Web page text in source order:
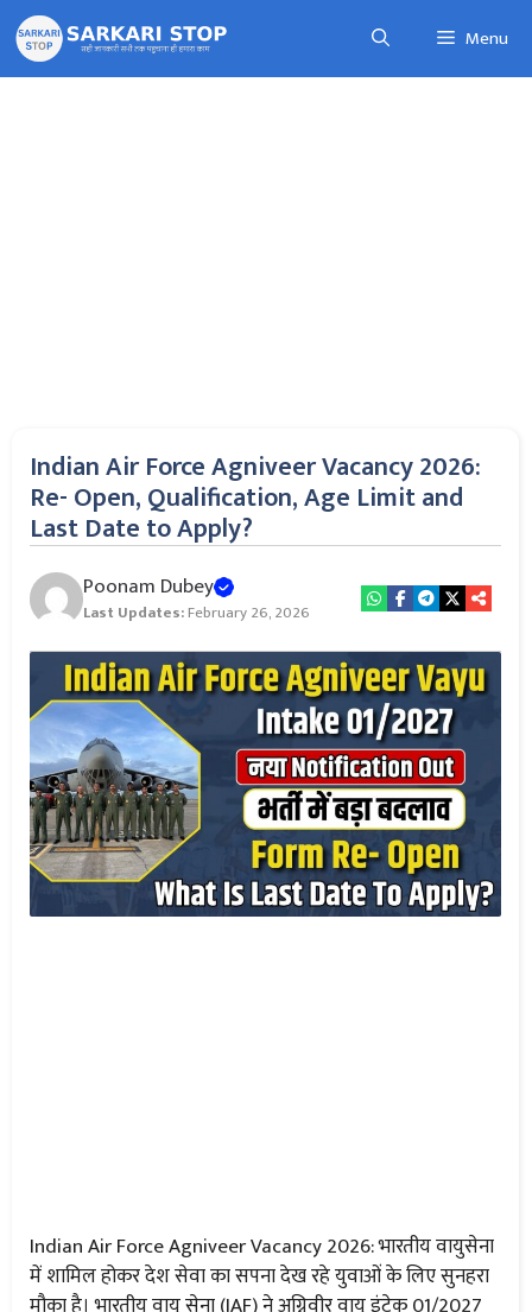
Skip
to
content
Menu
Indian Air Force Agniveer Vacancy 2026:
Re- Open, Qualification, Age Limit and
Last Date to Apply?
Poonam Dubey
Last Updates:February 26, 2026
Indian Air Force Agniveer Vacancy 2026: भारतीय वायुसेना
में शामिल होकर देश सेवा का सपना देख रहे युवाओं के लिए सुनहरा